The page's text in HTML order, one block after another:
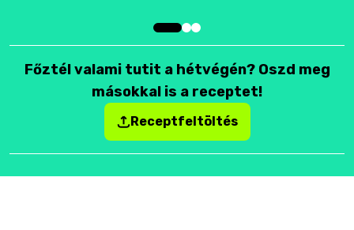
Főztél valami tutit a hétvégén? Oszd meg
másokkal is a receptet!
Receptfeltöltés